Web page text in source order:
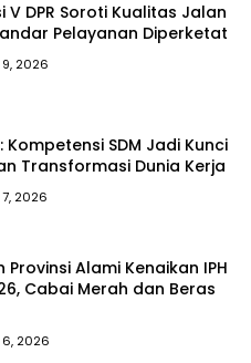
V DPR Soroti Kualitas Jalan
Pelayanan Diperketat
2026
SDM Jadi Kunci
Transformasi Dunia Kerja
2026
Provinsi Alami Kenaikan IPH
Cabai Merah dan Beras
6, 2026